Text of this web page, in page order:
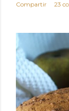
Compartir 23